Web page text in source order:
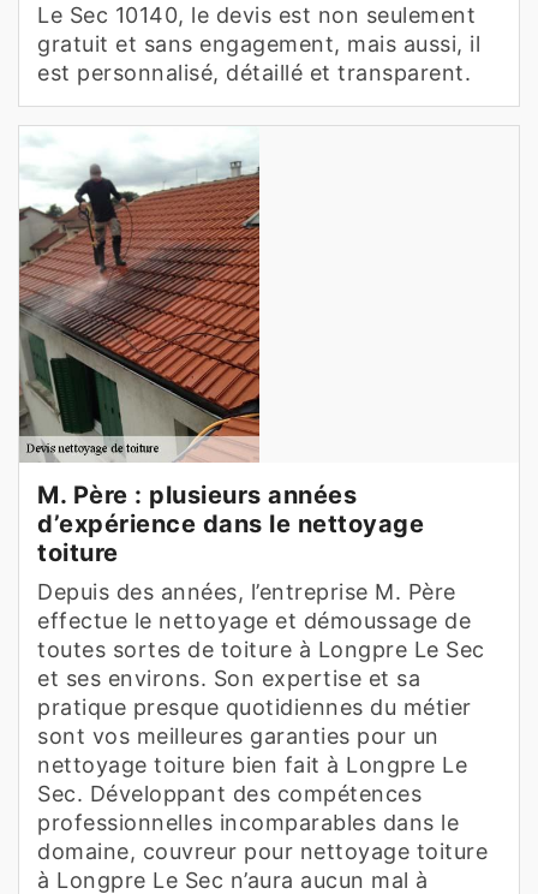
Le Sec 10140, le devis est non seulement
gratuit et sans engagement, mais aussi, il
est personnalisé, détaillé et transparent.
M. Père : plusieurs années
d’expérience dans le nettoyage
toiture
Depuis des années, l’entreprise M. Père
effectue le nettoyage et démoussage de
toutes sortes de toiture à Longpre Le Sec
et ses environs. Son expertise et sa
pratique presque quotidiennes du métier
sont vos meilleures garanties pour un
nettoyage toiture bien fait à Longpre Le
Sec. Développant des compétences
professionnelles incomparables dans le
domaine, couvreur pour nettoyage toiture
à Longpre Le Sec n’aura aucun mal à